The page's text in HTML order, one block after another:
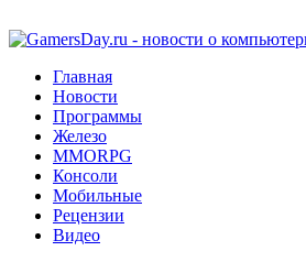
Главная
Новости
Программы
Железо
MMORPG
Консоли
Мобильные
Рецензии
Видео